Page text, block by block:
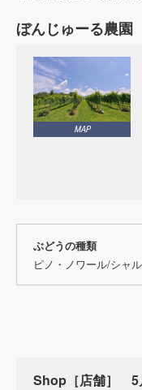
ぼんじゅーる農園
MAP
ぶどうの種類
ピノ・ノワール/シャ
Shop［店舗］ 5